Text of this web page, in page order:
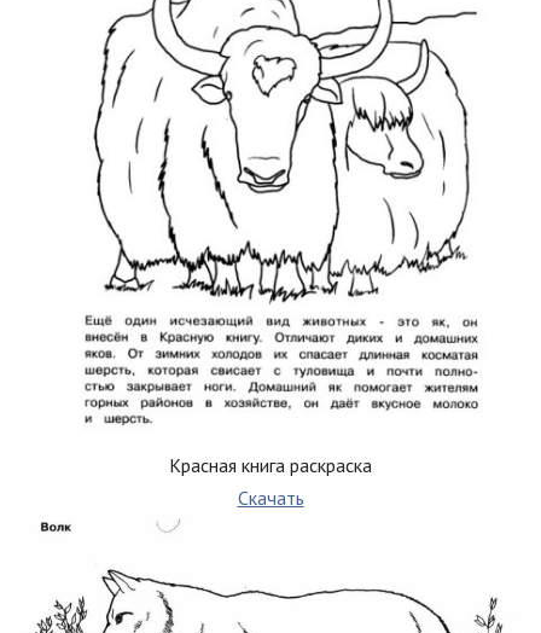
Красная книга раскраска
Скачать